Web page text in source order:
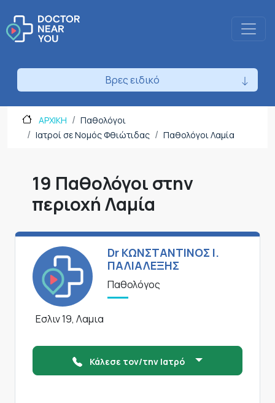
Βρες ειδικό
ΑΡΧΙΚΗ
Παθολόγοι
Ιατροί σε Νομός Φθιώτιδας
Παθολόγοι Λαμία
19 Παθολόγοι στην
περιοχή Λαμία
Dr ΚΩΝΣΤΑΝΤΙΝΟΣ Ι.
ΠΑΛΙΑΛΕΞΗΣ
Παθολόγος
Εσλιν 19, Λαμια
Κάλεσε τον/την Ιατρό